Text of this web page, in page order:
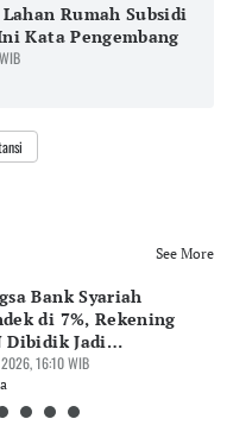
Rumah Subsidi
Kata Pengembang
See More
Bank Syariah
di 7%, Rekening
Dibidik Jadi
16:10 WIB